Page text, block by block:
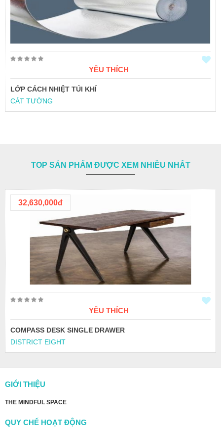
YÊU THÍCH
LỚP CÁCH NHIỆT TÚI KHÍ
CÁT TƯỜNG
TOP SẢN PHẨM ĐƯỢC XEM NHIỀU NHẤT
32,630,000đ
YÊU THÍCH
COMPASS DESK SINGLE DRAWER
DISTRICT EIGHT
GIỚI THIỆU
THE MINDFUL SPACE
QUY CHẾ HOẠT ĐỘNG